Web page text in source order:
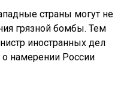
страны могут не
грязной бомбы. Тем
иностранных дел
намерении России